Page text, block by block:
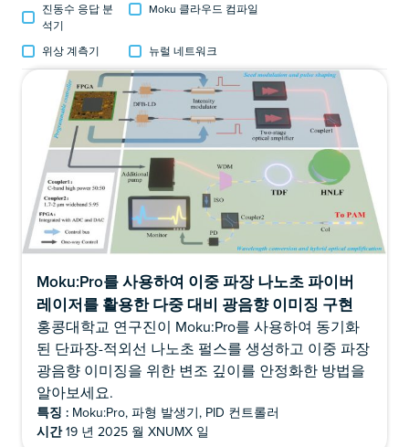
진동수 응답 분
석기
위상 계측기
Moku 클라우드 컴파일
뉴럴 네트워크
Moku:Pro를 사용하여 이중 파장 나노초 파이버
레이저를 활용한 다중 대비 광음향 이미징 구현
홍콩대학교 연구진이 Moku:Pro를 사용하여 동기화
된 단파장-적외선 나노초 펄스를 생성하고 이중 파장
광음향 이미징을 위한 변조 깊이를 안정화한 방법을
알아보세요.
특징 : Moku:Pro, 파형 발생기, PID 컨트롤러
시간19 년 2025 월 XNUMX 일